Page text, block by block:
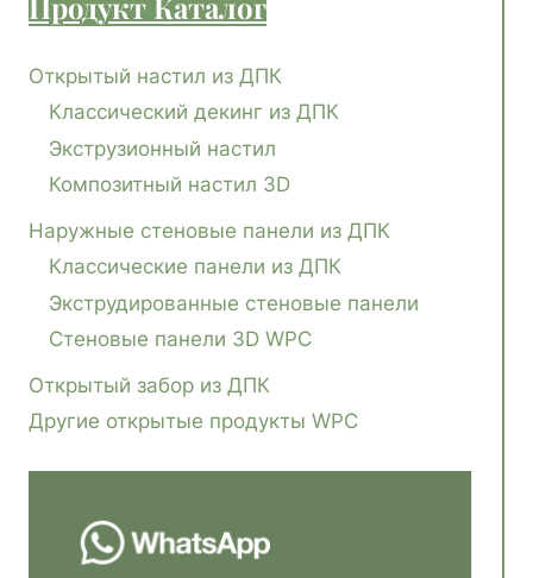
Открытый настил из ДПК
Классический декинг из ДПК
Экструзионный настил
Композитный настил 3D
Наружные стеновые панели из ДПК
Классические панели из ДПК
Экструдированные стеновые панели
Стеновые панели 3D WPC
Открытый забор из ДПК
Другие открытые продукты WPC